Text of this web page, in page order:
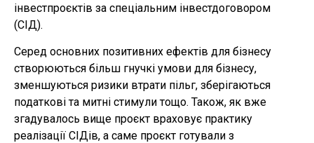
інвестпроєктів за спеціальним інвестдоговором
(СІД).
Серед основних позитивних ефектів для бізнесу
створюються більш гнучкі умови для бізнесу,
зменшуються ризики втрати пільг, зберігаються
податкові та митні стимули тощо. Також, як вже
згадувалось вище проєкт враховує практику
реалізації СІДів, а саме проєкт готували з